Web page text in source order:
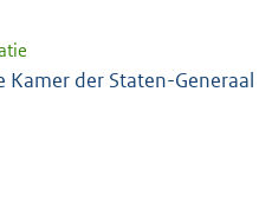
Kamer der Staten-Generaal